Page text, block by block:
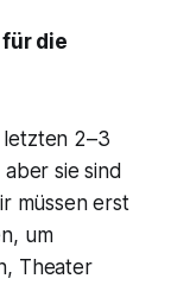
für die
letzten 2–3
sie sind
müssen erst
um
Theater